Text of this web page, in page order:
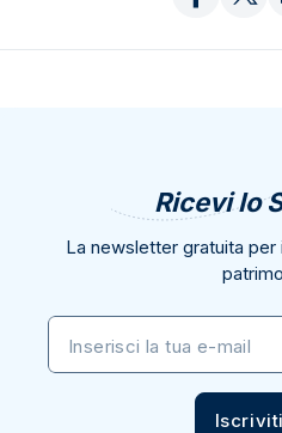
Ricevi lo
La newsletter gratuita per
Inserisci la tua e-mail